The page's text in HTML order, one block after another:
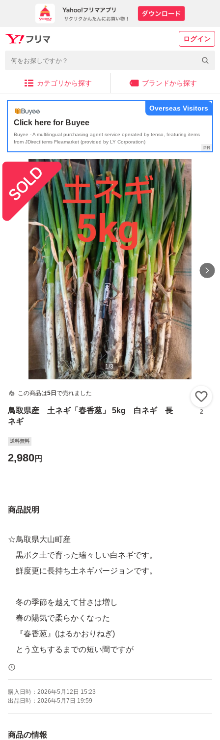
ログイン
カテゴリから探す ブランドから探す
Click here for Buyee
Buyee - A multilingual purchasing agent service operated by tenso, featuring items
from JDirectItems Fleamarket (provided by LY Corporation)
Overseas Visitors
1/3
この商品は5日 で売れました
鳥取県産 土ネギ「春香葱」 5kg 白ネギ 長
ネギ
2
送料無料
2,980円
商品説明
☆鳥取県大山町産
黒ボク土で育った瑞々しい白ネギです。
鮮度更に長持ち土ネギバージョンです。
冬の季節を越えて甘さは増し
春の陽気で柔らかくなった
『春香葱』(はるかおりねぎ)
とう立ちするまでの短い間ですが
どうぞ味わってみてください。
◇注意点
購入日時： 2026年5月12日 15:23
出品日時： 2026年5月7日 19:59
商品の情報